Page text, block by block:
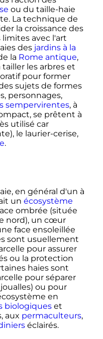
ou du taille-haie
La technique de
la croissance des
limites avec l'art
des jardins à la
la Rome antique,
les arbres et
pour former
sujets de formes
personnages,
sempervirentes, à
se prêtent à
utilisé car
le laurier-cerise,
.
en général d'un à
un écosystème
ombrée (située
nord), un cœur
face ensoleillée
sont usuellement
pour assurer
ou la protection
haies sont
pour séparer
ou pour
en
biologiqueset
aux permaculteurs,
éclairés.